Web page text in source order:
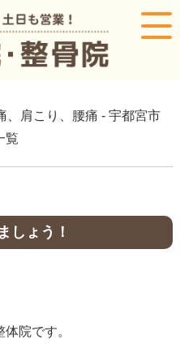
、肩こり、腰痛 - 宇都宮市
覧
しょう！
院です。